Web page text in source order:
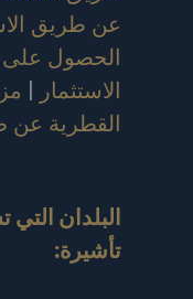
عن طريق
الحصول على
الاستثمار |
القطرية عن
البلدان
تأشيرة: